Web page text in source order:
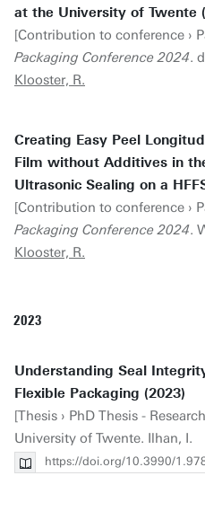
at the University of Twente
[Contribution to conference ›
Packaging Conference 2024.
Klooster, R.
Creating Easy Peel
Film without Additives in
Ultrasonic Sealing on a
[Contribution to conference ›
Packaging Conference 2024.
Klooster, R.
2023
Understanding Seal
Flexible Packaging (2023)
[Thesis › PhD Thesis -
University of Twente. Ilhan, I.
https://doi.org/10.3990/